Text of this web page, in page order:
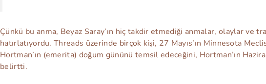
Çünkü bu anma, Beyaz Saray’ın hiç takdir etmediği anmalar, olaylar ve
hatırlatıyordu. Threads üzerinde birçok kişi, 27 Mayıs’ın Minnesota
Hortman’ın (emerita) doğum gününü temsil edeceğini, Hortman’ın
belirtti.